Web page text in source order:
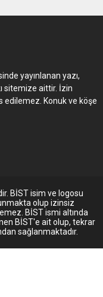
yayınlanan yazı,
sitemize aittir. İzin
edilemez. Konuk ve köşe
BİST isim ve logosu
olup izinsiz
BİST ismi altında
BİST'e ait olup, tekrar
sağlanmaktadır.